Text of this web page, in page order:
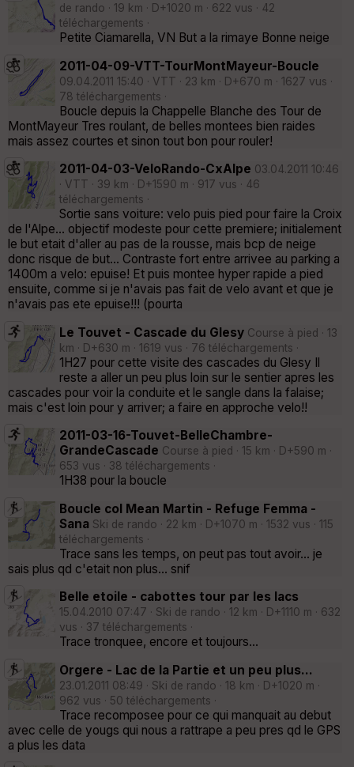
de rando · 19 km · D+1020 m · 622 vus · 42
téléchargements ·
Petite Ciamarella, VN But a la rimaye Bonne neige
2011-04-09-VTT-TourMontMayeur-Boucle
09.04.2011 15:40 · VTT · 23 km · D+670 m · 1627 vus ·
78 téléchargements ·
Boucle depuis la Chappelle Blanche des Tour de
MontMayeur Tres roulant, de belles montees bien raides
mais assez courtes et sinon tout bon pour rouler!
2011-04-03-VeloRando-CxAlpe 03.04.2011 10:46
· VTT · 39 km · D+1590 m · 917 vus · 46
téléchargements ·
Sortie sans voiture: velo puis pied pour faire la Croix
de l'Alpe... objectif modeste pour cette premiere; initialement
le but etait d'aller au pas de la rousse, mais bcp de neige
donc risque de but... Contraste fort entre arrivee au parking a
1400m a velo: epuise! Et puis montee hyper rapide a pied
ensuite, comme si je n'avais pas fait de velo avant et que je
n'avais pas ete epuise!!! (pourta
Le Touvet - Cascade du Glesy Course à pied · 13
km · D+630 m · 1619 vus · 76 téléchargements ·
1H27 pour cette visite des cascades du Glesy Il
reste a aller un peu plus loin sur le sentier apres les
cascades pour voir la conduite et le sangle dans la falaise;
mais c'est loin pour y arriver; a faire en approche velo!!
2011-03-16-Touvet-BelleChambre-
GrandeCascade Course à pied · 15 km · D+590 m ·
653 vus · 38 téléchargements ·
1H38 pour la boucle
Boucle col Mean Martin - Refuge Femma -
Sana Ski de rando · 22 km · D+1070 m · 1532 vus · 115
téléchargements ·
Trace sans les temps, on peut pas tout avoir... je
sais plus qd c'etait non plus... snif
Belle etoile - cabottes tour par les lacs
15.04.2010 07:47 · Ski de rando · 12 km · D+1110 m · 632
vus · 37 téléchargements ·
Trace tronquee, encore et toujours...
Orgere - Lac de la Partie et un peu plus...
23.01.2011 08:49 · Ski de rando · 18 km · D+1020 m ·
962 vus · 50 téléchargements ·
Trace recomposee pour ce qui manquait au debut
avec celle de yougs qui nous a rattrape a peu pres qd le GPS
a plus les data